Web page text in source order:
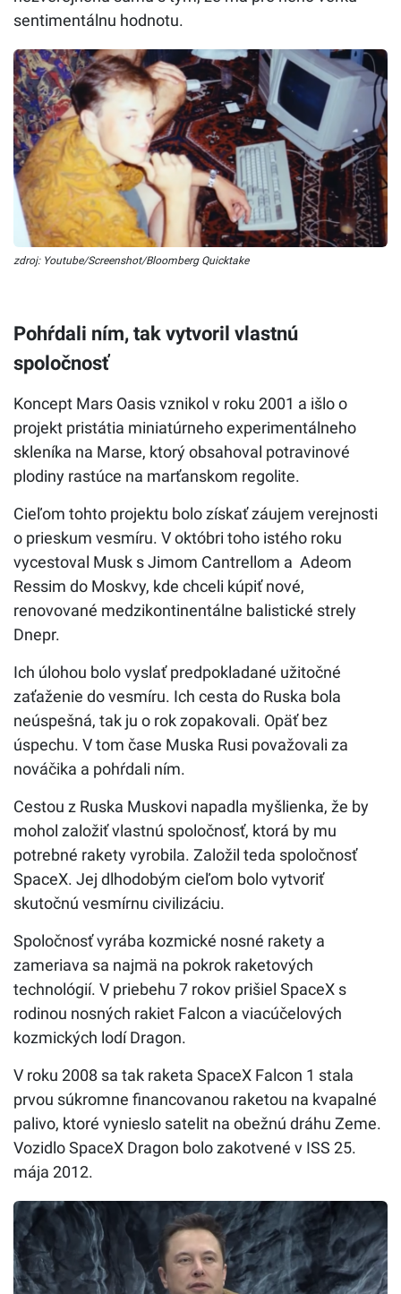
sentimentálnu hodnotu.
zdroj: Youtube/Screenshot/Bloomberg Quicktake
Pohŕdali ním, tak vytvoril vlastnú
spoločnosť
Koncept Mars Oasis vznikol v roku 2001 a išlo o
projekt pristátia miniatúrneho experimentálneho
skleníka na Marse, ktorý obsahoval potravinové
plodiny rastúce na marťanskom regolite.
Cieľom tohto projektu bolo získať záujem verejnosti
o prieskum vesmíru. V októbri toho istého roku
vycestoval Musk s Jimom Cantrellom a Adeom
Ressim do Moskvy, kde chceli kúpiť nové,
renovované medzikontinentálne balistické strely
Dnepr.
Ich úlohou bolo vyslať predpokladané užitočné
zaťaženie do vesmíru. Ich cesta do Ruska bola
neúspešná, tak ju o rok zopakovali. Opäť bez
úspechu. V tom čase Muska Rusi považovali za
nováčika a pohŕdali ním.
Cestou z Ruska Muskovi napadla myšlienka, že by
mohol založiť vlastnú spoločnosť, ktorá by mu
potrebné rakety vyrobila. Založil teda spoločnosť
SpaceX. Jej dlhodobým cieľom bolo vytvoriť
skutočnú vesmírnu civilizáciu.
Spoločnosť vyrába kozmické nosné rakety a
zameriava sa najmä na pokrok raketových
technológií. V priebehu 7 rokov prišiel SpaceX s
rodinou nosných rakiet Falcon a viacúčelových
kozmických lodí Dragon.
V roku 2008 sa tak raketa SpaceX Falcon 1 stala
prvou súkromne financovanou raketou na kvapalné
palivo, ktoré vynieslo satelit na obežnú dráhu Zeme.
Vozidlo SpaceX Dragon bolo zakotvené v ISS 25.
mája 2012.